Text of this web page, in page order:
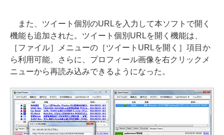
また、ツイート個別のURLを入力して本ソフトで開く
機能も追加された。ツイート個別URLを開く機能は、
［ファイル］メニューの［ツイートURLを開く］項目か
ら利用可能。さらに、プロフィール画像を右クリックメ
ニューから再読み込みできるようになった。